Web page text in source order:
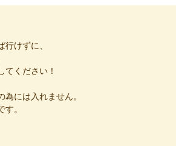
けずに、
てください！
には入れません。
。